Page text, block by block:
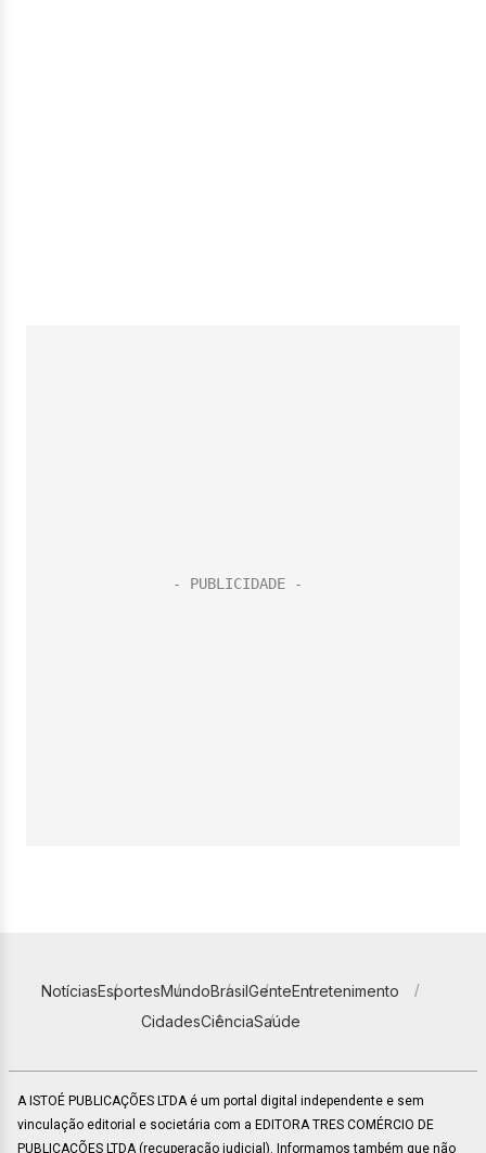
NotíciasEsportesMundoBrasilGenteEntretenimento
CidadesCiênciaSaúde
A ISTOÉ PUBLICAÇÕES LTDA é um portal digital independente e sem
vinculação editorial e societária com a EDITORA TRES COMÉRCIO DE
PUBLICACÕES LTDA (recuperação judicial). Informamos também que não